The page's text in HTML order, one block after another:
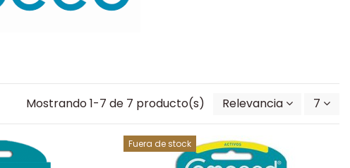
Mostrando 1-7 de 7 producto(s) Relevancia 7
Fuera de stock